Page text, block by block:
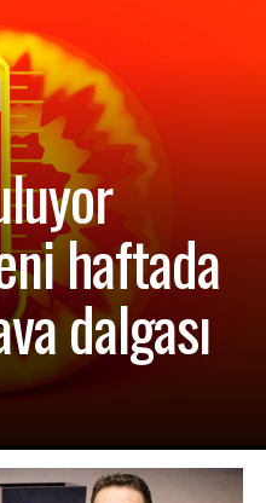
haftada
dalgası